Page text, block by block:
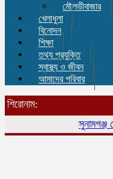
মৌলভীবাজার
খেলাধুলা
বিনোদন
শিক্ষা
তথ্য প্রযুক্তি
স্বাস্থ্য ও জীবন
আমাদের পরিবার
শিরোনাম:
সুনামগঞ্জ জেলা পূজা